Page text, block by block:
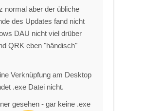
normal aber der übliche
des Updates fand nicht
DAU nicht viel drüber
QRK eben "händisch"
Verknüpfung am Desktop
.exe Datei nicht.
gesehen - gar keine .exe